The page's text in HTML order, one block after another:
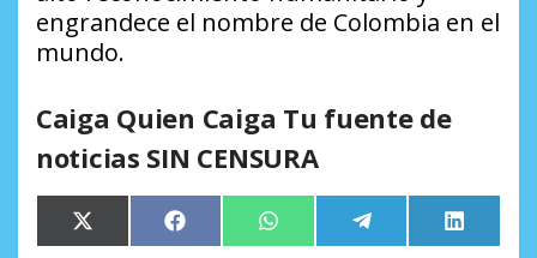
engrandece el nombre de Colombia en el
mundo.
Caiga Quien Caiga Tu fuente de
noticias SIN CENSURA
Compartir
en
X
(Twitter)
Compartir
en
Facebook Compartir
en
WhatsApp Compartir
en
Telegram
en
LinkedIn